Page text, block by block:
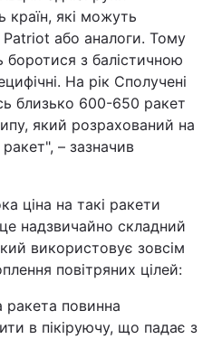
країн, які можуть
або аналоги. Тому
з балістичною
На рік Сполучені
близько 600-650 ракет
який розрахований на
– зазначив
ціна на такі ракети
надзвичайно складний
використовує зовсім
повітряних цілей:
ракета повинна
в пікіруючу, що падає з